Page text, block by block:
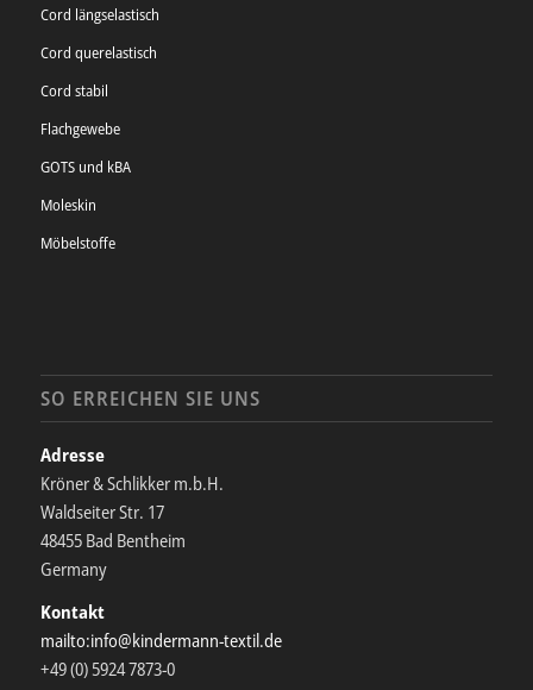
Cord längselastisch
Cord querelastisch
Cord stabil
Flachgewebe
GOTS und kBA
Moleskin
Möbelstoffe
SO ERREICHEN SIE UNS
Adresse
Kröner & Schlikker m.b.H.
Waldseiter Str. 17
48455 Bad Bentheim
Germany
Kontakt
mailto:info@kindermann-textil.de
+49 (0) 5924 7873-0